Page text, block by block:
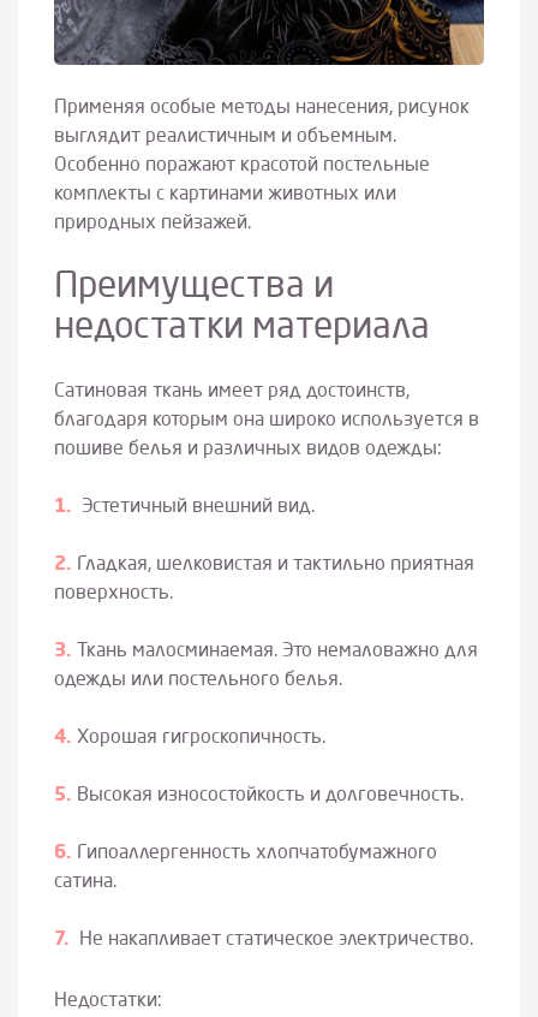
Применяя особые методы нанесения, рисунок
выглядит реалистичным и объемным.
Особенно поражают красотой постельные
комплекты с картинами животных или
природных пейзажей.
Преимущества и
недостатки материала
Сатиновая ткань имеет ряд достоинств,
благодаря которым она широко используется в
пошиве белья и различных видов одежды:
Эстетичный внешний вид.
Гладкая, шелковистая и тактильно приятная
поверхность.
Ткань малосминаемая. Это немаловажно для
одежды или постельного белья.
Хорошая гигроскопичность.
Высокая износостойкость и долговечность.
Гипоаллергенность хлопчатобумажного
сатина.
Не накапливает статическое электричество.
Недостатки: